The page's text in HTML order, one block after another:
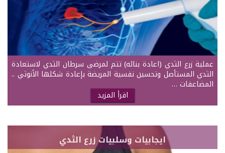
عملية زرع الثدي (اعادة بنائه) تتم لمرضى سرطان الثدي لاستعادة
الثدي المستأصل وتحسين نفسية المريضة بإعادة شكلها الأنوثي ..
المضاعفات …
اقرأ المزيد
ايجابيات وسلبيات زرع الثدي